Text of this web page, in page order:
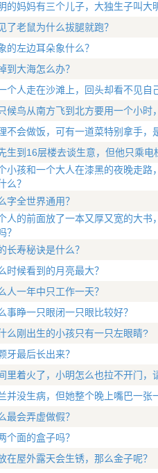
的妈妈有三个儿子，大独生子叫大
了老鼠为什么拔腿就跑？
的左边耳朵象什么？
到大海怎么办？
个人走在沙滩上，回头却看不见自
候鸟从南方飞到北方要用一个小时
不会做饭，可有一道菜特别拿手，
生到16层楼去谈生意，但他只乘电
小孩和一个大人在漆黑的夜晚走路
么？
字全世界通用？
人的前面放了一本又厚又宽的大
？
长寿秘诀是什么？
时候看到的月亮最大？
人一年中只工作一天？
事睁一只眼闭一只眼比较好？
么刚出生的小孩只有一只左眼睛?
牙最后长出来？
里着火了，小明怎么也拉不开门，
并没生病，但她整个晚上嘴巴一张
最会弄虚做假？
个面的盒子吗？
在屋外露天会生锈，那么金子呢？